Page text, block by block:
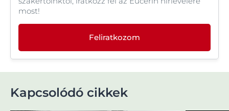
most!
Feliratkozom
Kapcsolódó cikkek